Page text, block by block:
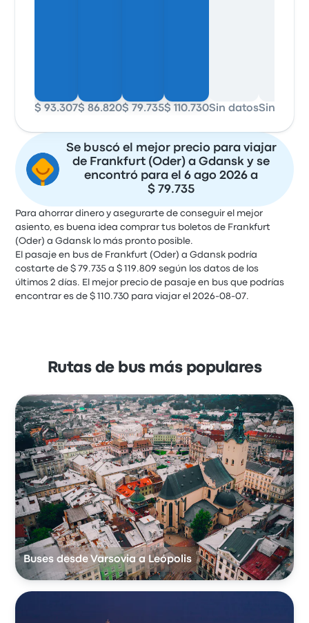
$ 93.307$ 86.820$ 79.735$ 110.730Sin datosSin datos
Se buscó el mejor precio para viajar
de Frankfurt (Oder) a Gdansk y se
encontró para el 6 ago 2026 a
$ 79.735
Para ahorrar dinero y asegurarte de conseguir el mejor
asiento, es buena idea comprar tus boletos de Frankfurt
(Oder) a Gdansk lo más pronto posible.
El pasaje en bus de Frankfurt (Oder) a Gdansk podría
costarte de $ 79.735 a $ 119.809 según los datos de los
últimos 2 días. El mejor precio de pasaje en bus que podrías
encontrar es de $ 110.730 para viajar el 2026-08-07.
Rutas de bus más populares
Buses desde Varsovia a Leópolis